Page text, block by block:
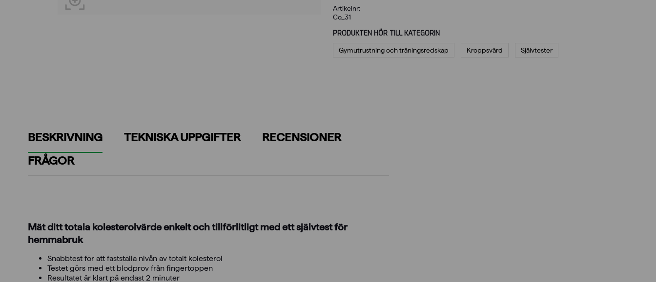
Artikelnr:
Co_31
PRODUKTEN HÖR TILL KATEGORIN
Gymutrustning och träningsredskap Kroppsvård Självtester
BESKRIVNING TEKNISKA UPPGIFTER
RECENSIONER
FRÅGOR
Mät ditt totala kolesterolvärde enkelt och tillförlitligt med ett självtest för
hemmabruk
Snabbtest för att fastställa nivån av totalt kolesterol
Testet görs med ett blodprov från fingertoppen
Resultatet är klart på endast 2 minuter